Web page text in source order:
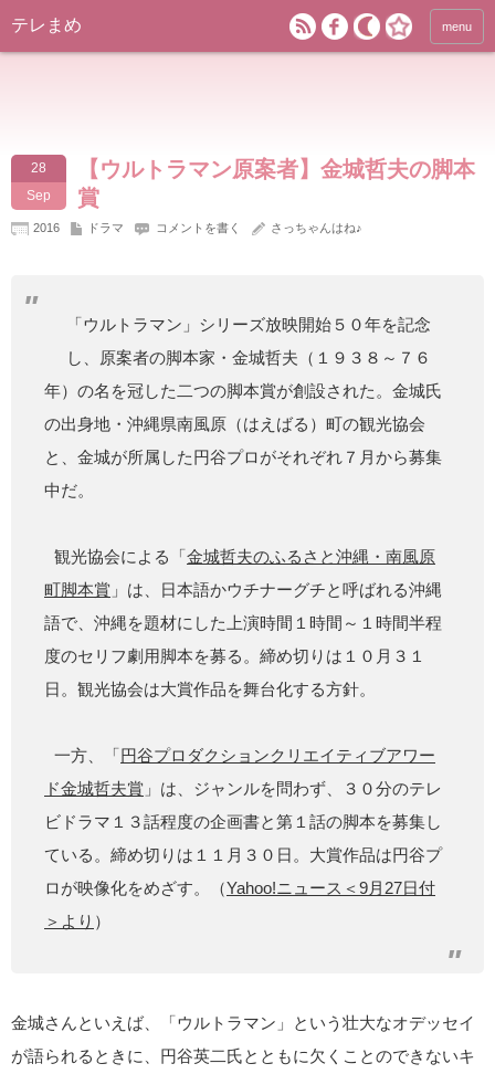
テレまめ menu
28
Sep
【ウルトラマン原案者】金城哲夫の脚本
賞
2016 ドラマ コメントを書く さっちゃんはね♪
「ウルトラマン」シリーズ放映開始５０年を記念
し、原案者の脚本家・金城哲夫（１９３８～７６
年）の名を冠した二つの脚本賞が創設された。金城氏
の出身地・沖縄県南風原（はえばる）町の観光協会
と、金城が所属した円谷プロがそれぞれ７月から募集
中だ。
観光協会による「金城哲夫のふるさと沖縄・南風原
町脚本賞 」は、日本語かウチナーグチと呼ばれる沖縄
語で、沖縄を題材にした上演時間１時間～１時間半程
度のセリフ劇用脚本を募る。締め切りは１０月３１
日。観光協会は大賞作品を舞台化する方針。
一方、「円谷プロダクションクリエイティブアワー
ド金城哲夫賞 」は、ジャンルを問わず、３０分のテレ
ビドラマ１３話程度の企画書と第１話の脚本を募集し
ている。締め切りは１１月３０日。大賞作品は円谷プ
ロが映像化をめざす。（Yahoo!ニュース＜9月27日付
＞より ）
金城さんといえば、「ウルトラマン」という壮大なオデッセイ
が語られるときに、円谷英二氏とともに欠くことのできないキ